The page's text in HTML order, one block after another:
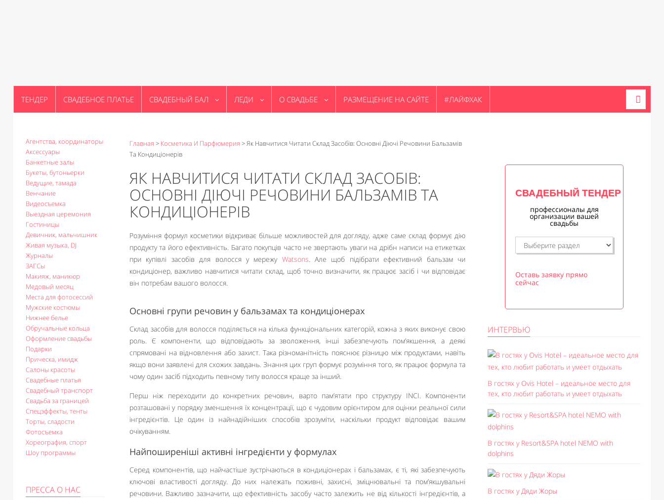
ТЕНДЕР СВАДЕБНОЕ ПЛАТЬЕ СВАДЕБНЫЙ БАЛ ЛЕДИ О СВАДЬБЕ РАЗМЕЩЕНИЕ НА САЙТЕ #ЛАЙФХАК
Агентства, координаторы
Аксессуары
Банкетные залы
Букеты, бутоньерки
Ведущие, тамада
Венчание
Видеосъемка
Выездная церемония
Гостиницы
Девичник, мальчишник
Живая музыка, DJ
Журналы
ЗАГСы
Макияж, маникюр
Медовый месяц
Места для фотосессий
Мужские костюмы
Нижнее белье
Обручальные кольца
Оформление свадьбы
Подарки
Прическа, имидж
Салоны красоты
Свадебные платья
Свадебный транспорт
Свадьба за границей
Спецэффекты, тенты
Торты, сладости
Фотосъемка
Хореография, спорт
Шоу программы
ПРЕССА О НАС
Главная > Косметика И Парфюмерия >Як Навчитися Читати Склад Засобів: Основні Діючі Речовини Бальзамів
Та Кондиціонерів
ЯК НАВЧИТИСЯ ЧИТАТИ СКЛАД ЗАСОБІВ:
ОСНОВНІ ДІЮЧІ РЕЧОВИНИ БАЛЬЗАМІВ ТА
КОНДИЦІОНЕРІВ
Розуміння формул косметики відкриває більше можливостей для догляду, адже саме склад формує дію
продукту та його ефективність. Багато покупців часто не звертають уваги на дрібн написи на етикетках
при купівлі засобів для волосся у мережу Watsons. Але щоб підібрати ефективний бальзам чи
кондиціонер, важливо навчитися читати склад, щоб точно визначити, як працює засіб і чи відповідає
він потребам вашого волосся.
Основні групи речовин у бальзамах та кондиціонерах
Склад засобів для волосся поділяється на кілька функціональних категорій, кожна з яких виконує свою
роль. Є компоненти, що відповідають за зволоження, інші забезпечують пом’якшення, а деякі
спрямовані на відновлення або захист. Така різноманітність пояснює різницю між продуктами, навіть
якщо вони заявлені для схожих завдань. Знання цих груп формує розуміння того, як працює формула та
чому один засіб підходить певному типу волосся краще за інший.
Перш ніж переходити до конкретних речовин, варто пам’ятати про структуру INCI. Компоненти
розташовані у порядку зменшення їх концентрації, що є чудовим орієнтиром для оцінки реальної сили
інгредієнтів. Це один із найнадійніших способів зрозуміти, наскільки продукт відповідає вашим
очікуванням.
Найпоширеніші активні інгредієнти у формулах
Серед компонентів, що найчастіше зустрічаються в кондиціонерах і бальзамах, є ті, які забезпечують
ключові властивості догляду. До них належать поживні, захисні, зміцнювальні та пом’якшувальні
речовини. Важливо зазначити, що ефективність засобу часто залежить не від кількості інгредієнтів, а
СВАДЕБНЫЙ ТЕНДЕР
профессионалы для
организации вашей
свадьбы
Оставь заявку прямо
сейчас
ИНТЕРВЬЮ
В гостях у Ovis Hotel – идеальное место для
тех, кто любит работать и умеет отдыхать
В гостях у Resort&SPA hotel NEMO with
dolphins
В гостях у Дяди Жоры